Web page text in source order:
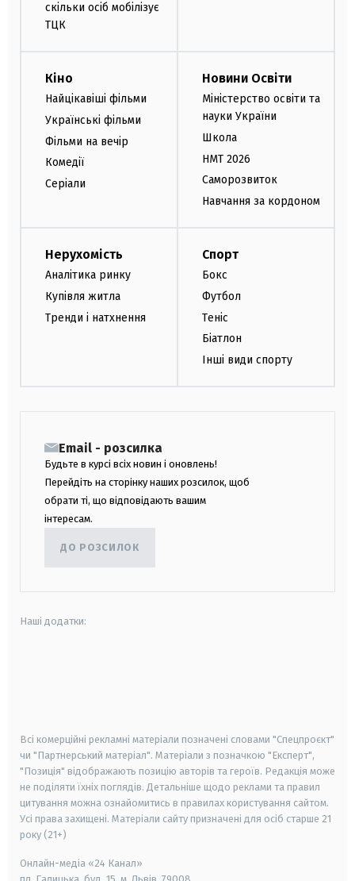
скільки осіб мобілізує
ТЦК
Кіно
Найцікавіші фільми
Українські фільми
Фільми на вечір
Комедії
Серіали
Новини Освіти
Міністерство освіти та
науки України
Школа
НМТ 2026
Саморозвиток
Навчання за кордоном
Нерухомість
Аналітика ринку
Купівля житла
Тренди і натхнення
Спорт
Бокс
Футбол
Теніс
Біатлон
Інші види спорту
Email - розсилка
Будьте в курсі всіх новин і оновлень!
Перейдіть на сторінку наших розсилок, щоб
обрати ті, що відповідають вашим
інтересам.
ДО РОЗСИЛОК
Наші додатки:
Всі комерційні рекламні матеріали позначені словами "Спецпроєкт"
чи "Партнерський матеріал". Матеріали з позначкою "Експерт",
"Позиція" відображають позицію авторів та героїв. Редакція може
не поділяти їхніх поглядів. Детальніше щодо реклами та правил
цитування можна ознайомитись в правилах користування сайтом.
Усі права захищені. Матеріали сайту призначені для осіб старше 21
року (21+)
Онлайн-медіа «24 Канал»